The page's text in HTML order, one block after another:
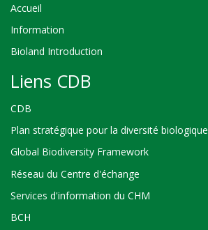
Accueil
Information
Bioland Introduction
Liens CDB
CDB
Plan stratégique pour la diversité biologique
Global Biodiversity Framework
Réseau du Centre d'échange
Services d'information du CHM
BCH